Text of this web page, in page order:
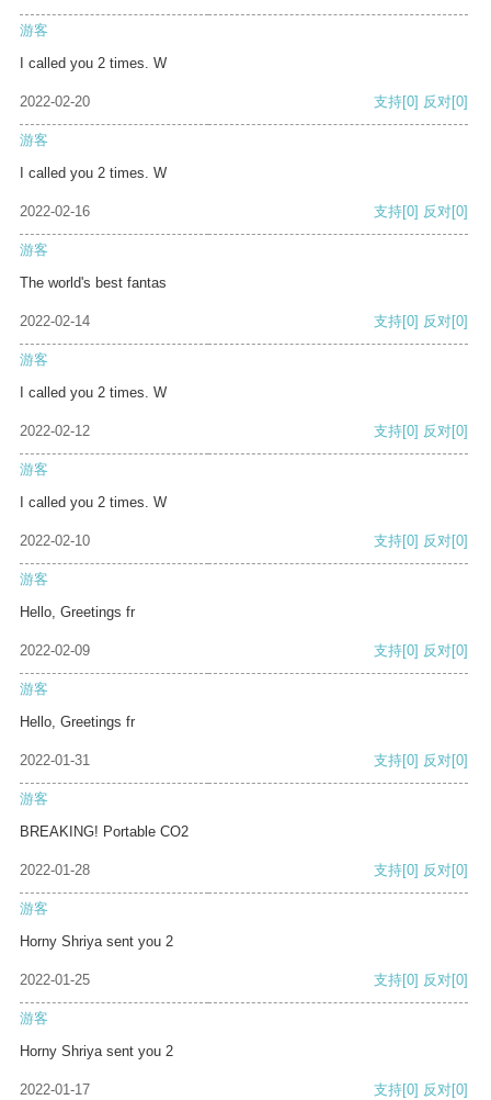
游客
I called you 2 times. W
2022-02-20 支持[0] 反对[0]
游客
I called you 2 times. W
2022-02-16 支持[0] 反对[0]
游客
The world's best fantas
2022-02-14 支持[0] 反对[0]
游客
I called you 2 times. W
2022-02-12 支持[0] 反对[0]
游客
I called you 2 times. W
2022-02-10 支持[0] 反对[0]
游客
Hello, Greetings fr
2022-02-09 支持[0] 反对[0]
游客
Hello, Greetings fr
2022-01-31 支持[0] 反对[0]
游客
BREAKING! Portable CO2
2022-01-28 支持[0] 反对[0]
游客
Horny Shriya sent you 2
2022-01-25 支持[0] 反对[0]
游客
Horny Shriya sent you 2
2022-01-17 支持[0] 反对[0]